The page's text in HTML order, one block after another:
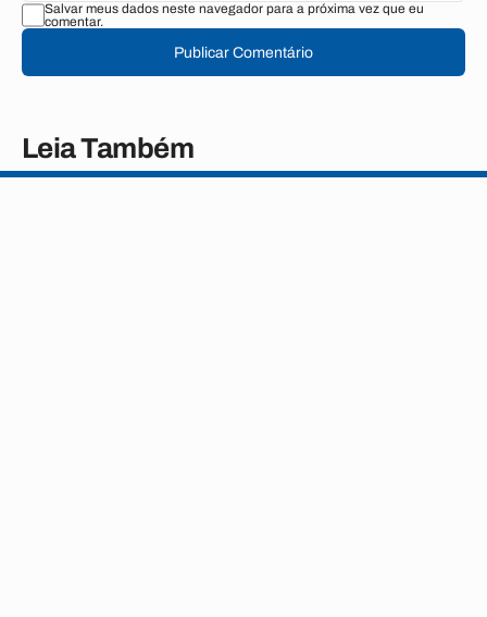
Salvar meus dados neste navegador para a próxima vez que eu
comentar.
Publicar Comentário
Leia Também